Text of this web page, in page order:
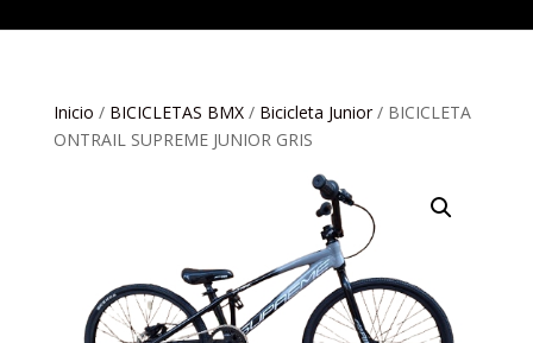
Inicio / BICICLETAS BMX/ Bicicleta Junior/ BICICLETA
ONTRAIL SUPREME JUNIOR GRIS